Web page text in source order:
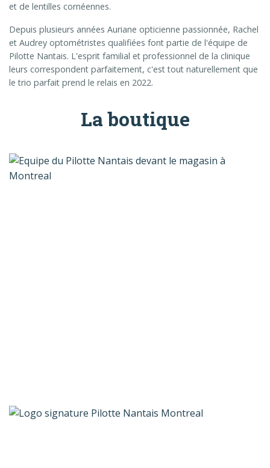
et de lentilles cornéennes.
Depuis plusieurs années Auriane opticienne passionnée, Rachel
et Audrey optométristes qualifiées font partie de l'équipe de
Pilotte Nantais. L'esprit familial et professionnel de la clinique
leurs correspondent parfaitement, c'est tout naturellement que
le trio parfait prend le relais en 2022.
La boutique